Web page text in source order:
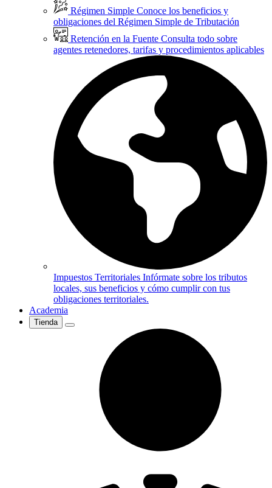
Régimen Simple Conoce los beneficios y
obligaciones del Régimen Simple de Tributación
Retención en la Fuente Consulta todo sobre
agentes retenedores, tarifas y procedimientos aplicables
Impuestos Territoriales Infórmate sobre los tributos
locales, sus beneficios y cómo cumplir con tus
obligaciones territoriales.
Academia
Tienda